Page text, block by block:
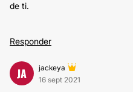
de ti.
Responder
JA
jackeya
16 sept 2021